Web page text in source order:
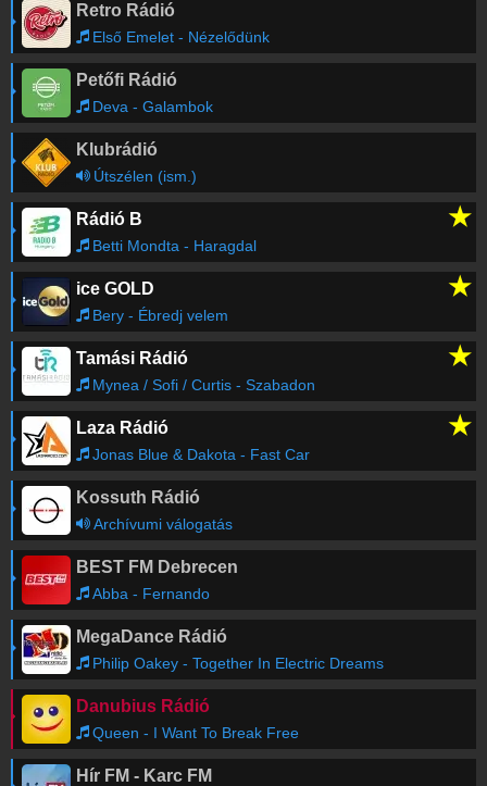
05:36 Soho Party
Régebbi számok lekérése
Retro Rádió
Első Emelet - Nézelődünk
Petőfi Rádió
Deva - Galambok
Klubrádió
Útszélen (ism.)
Rádió B ★
Betti Mondta - Haragdal
ice GOLD ★
Bery - Ébredj velem
Tamási Rádió ★
Mynea / Sofi / Curtis - Szabadon
Laza Rádió ★
Jonas Blue & Dakota - Fast Car
Kossuth Rádió
Archívumi válogatás
BEST FM Debrecen
Abba - Fernando
MegaDance Rádió
Philip Oakey - Together In Electric Dreams
Danubius Rádió
Queen - I Want To Break Free
Hír FM - Karc FM